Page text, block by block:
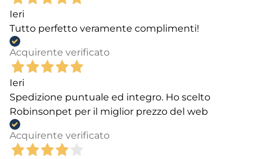
Ieri
Tutto perfetto veramente complimenti!
Acquirente verificato
Ieri
Spedizione puntuale ed integro. Ho scelto
Robinsonpet per il miglior prezzo del web
Acquirente verificato